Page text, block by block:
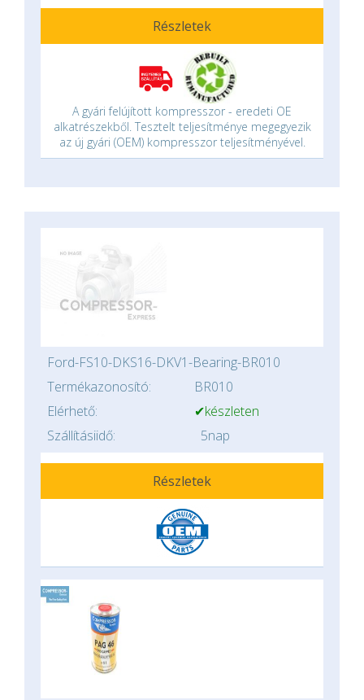
Részletek
A gyári felújított kompresszor - eredeti OE
alkatrészekből. Tesztelt teljesítménye megegyezik
az új gyári (OEM) kompresszor teljesítményével.
Ford-FS10-DKS16-DKV1-Bearing-BR010
Termékazonosító:
BR010
Elérhető:
✔készleten
Szállításiidő:
5nap
Részletek